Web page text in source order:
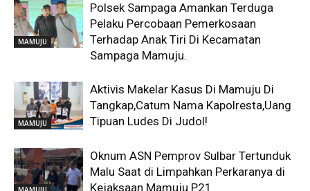
MAMUJU
Polsek Sampaga Amankan Terduga
Pelaku Percobaan Pemerkosaan
Terhadap Anak Tiri Di Kecamatan
Sampaga Mamuju.
MAMUJU
Aktivis Makelar Kasus Di Mamuju Di
Tangkap,Catum Nama Kapolresta,Uang
Tipuan Ludes Di Judol!
Oknum ASN Pemprov Sulbar Tertunduk
Malu Saat di Limpahkan Perkaranya di
Kejaksaan Mamuju P21